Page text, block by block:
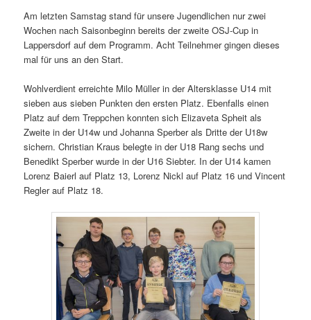
Am letzten Samstag stand für unsere Jugendlichen nur zwei
Wochen nach Saisonbeginn bereits der zweite OSJ-Cup in
Lappersdorf auf dem Programm. Acht Teilnehmer gingen dieses
mal für uns an den Start.
Wohlverdient erreichte Milo Müller in der Altersklasse U14 mit
sieben aus sieben Punkten den ersten Platz. Ebenfalls einen
Platz auf dem Treppchen konnten sich Elizaveta Spheit als
Zweite in der U14w und Johanna Sperber als Dritte der U18w
sichern. Christian Kraus belegte in der U18 Rang sechs und
Benedikt Sperber wurde in der U16 Siebter. In der U14 kamen
Lorenz Baierl auf Platz 13, Lorenz Nickl auf Platz 16 und Vincent
Regler auf Platz 18.